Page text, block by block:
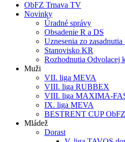
ObFZ Trnava TV
Novinky
Úradné správy
Obsadenie R a DS
Uznesenia zo
Stanovisko KR
Rozhodnutia Odvolacej
Muži
VII. liga MEVA
VIII. liga RUBBEX
VIII. liga MAXIMA-
IX. liga MEVA
BESTRENT CUP
Mládež
Dorast